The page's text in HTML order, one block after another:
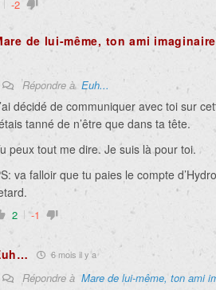
-2
de lui-même, ton ami imaginaire
Répondre à Euh...
décidé de communiquer avec toi sur
tanné de n’être que dans ta tête.
peux tout me dire. Je suis là pour toi.
va falloir que tu paies le compte
2 -1
6 mois il y a
Répondre à Mare de lui-même, ton ami